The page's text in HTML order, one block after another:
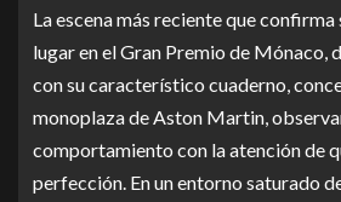
La escena más reciente que
lugar en el Gran Premio de Mónaco,
con su característico cuaderno,
monoplaza de Aston Martin,
comportamiento con la atención de
perfección. En un entorno saturado